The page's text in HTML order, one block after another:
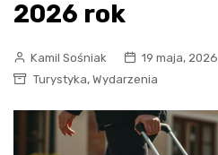
2026 rok
Kamil Sośniak
19 maja, 2026
Turystyka, Wydarzenia